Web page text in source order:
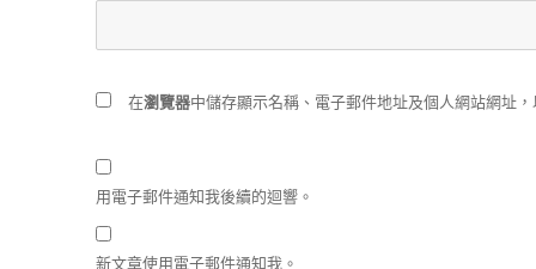
在瀏覽器中儲存顯示名稱、電子郵件地址及個人網站網址
用電子郵件通知我後續的迴響。
新文章使用電子郵件通知我。